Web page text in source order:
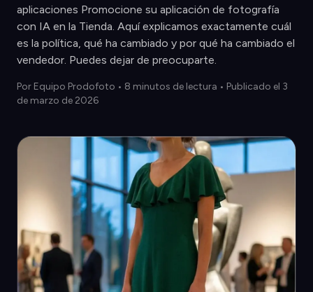
aplicaciones Promocione su aplicación de fotografía
con IA en la Tienda. Aquí explicamos exactamente cuál
es la política, qué ha cambiado y por qué ha cambiado el
vendedor. Puedes dejar de preocuparte.
Por Equipo Prodofoto • 8 minutos de lectura • Publicado el 3
de marzo de 2026